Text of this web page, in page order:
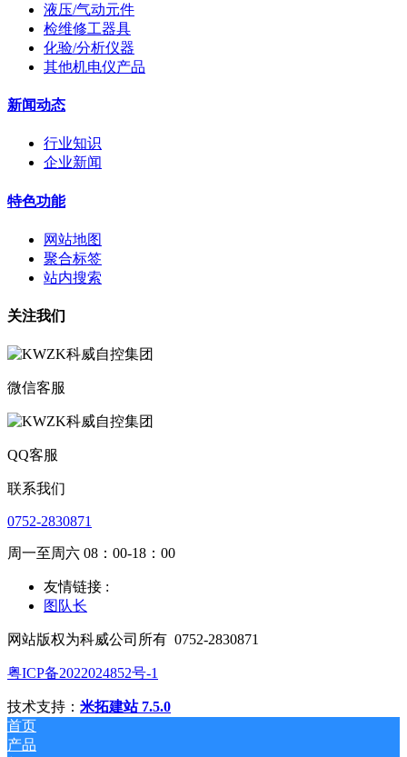
液压/气动元件
检维修工器具
化验/分析仪器
其他机电仪产品
新闻动态
行业知识
企业新闻
特色功能
网站地图
聚合标签
站内搜索
关注我们
微信客服
QQ客服
联系我们
0752-2830871
周一至周六 08：00-18：00
友情链接 :
图队长
网站版权为科威公司所有 0752-2830871
粤ICP备2022024852号-1
技术支持： 米拓建站 7.5.0
首页
产品